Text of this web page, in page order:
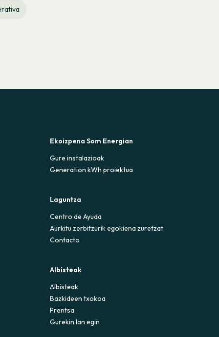
Ekoizpena Som Energian
Gure instalazioak
Generation kWh proiektua
Laguntza
Centro de Ayuda
Aurkitu zerbitzurik egokiena zuretzat
Contacto
Albisteak
Albisteak
Bazkideen txokoa
Prentsa
Gurekin lan egin